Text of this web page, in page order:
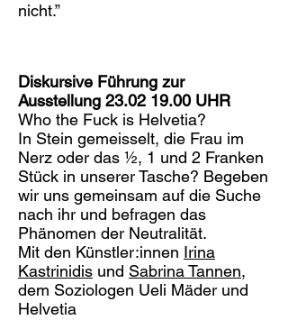
nicht.”
Diskursive Führung zur
Ausstellung 23.02 19.00 UHR
Who the Fuck is Helvetia?
In Stein gemeisselt, die Frau im
Nerz oder das ½, 1 und 2 Franken
Stück in unserer Tasche? Begeben
wir uns gemeinsam auf die Suche
nach ihr und befragen das
Phänomen der Neutralität.
Mit den Künstler:innen Irina
Kastrinidis und Sabrina Tannen,
dem Soziologen Ueli Mäder und
Helvetia